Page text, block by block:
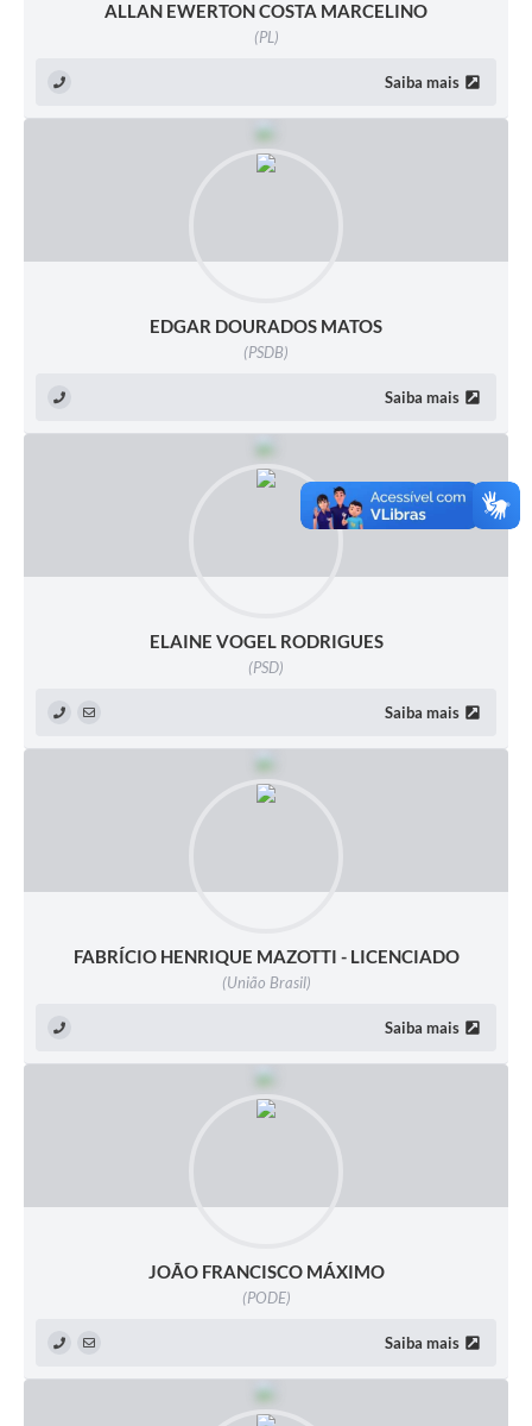
ALLAN EWERTON COSTA MARCELINO
(PL)
Saiba mais
EDGAR DOURADOS MATOS
(PSDB)
Saiba mais
ELAINE VOGEL RODRIGUES
(PSD)
Saiba mais
FABRÍCIO HENRIQUE MAZOTTI - LICENCIADO
(União Brasil)
Saiba mais
JOÃO FRANCISCO MÁXIMO
(PODE)
Saiba mais